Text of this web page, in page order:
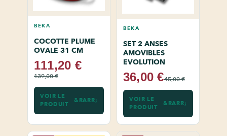
BEKA
COCOTTE PLUME
OVALE 31 CM
111,20 €
139,00 €
VOIR LE
PRODUIT
BEKA
SET 2 ANSES
AMOVIBLES
EVOLUTION
36,00 €45,00 €
VOIR LE
PRODUIT